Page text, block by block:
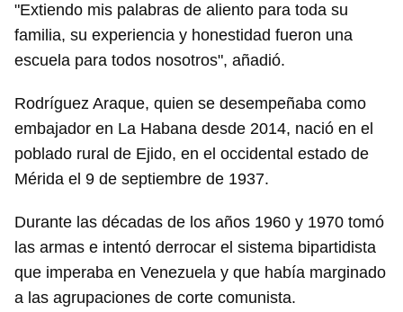
"Extiendo mis palabras de aliento para toda su
familia, su experiencia y honestidad fueron una
escuela para todos nosotros", añadió.
Rodríguez Araque, quien se desempeñaba como
embajador en La Habana desde 2014, nació en el
poblado rural de Ejido, en el occidental estado de
Mérida el 9 de septiembre de 1937.
Durante las décadas de los años 1960 y 1970 tomó
las armas e intentó derrocar el sistema bipartidista
que imperaba en Venezuela y que había marginado
a las agrupaciones de corte comunista.